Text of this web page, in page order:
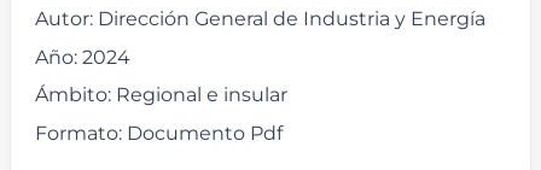
Autor: Dirección General de Industria y Energía
Año: 2024
Ámbito: Regional e insular
Formato: Documento Pdf